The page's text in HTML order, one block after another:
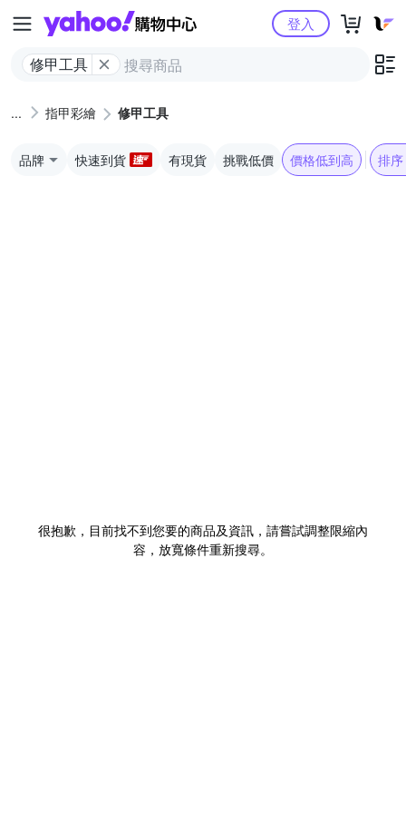
Yahoo購物中心
修甲工具
登入
指甲彩繪 修甲工具
品牌 快速到貨 有現貨 挑戰低價 價格低到高 排序
很抱歉，目前找不到您要的商品及資訊，請嘗試調整限縮內
容，放寬條件重新搜尋。